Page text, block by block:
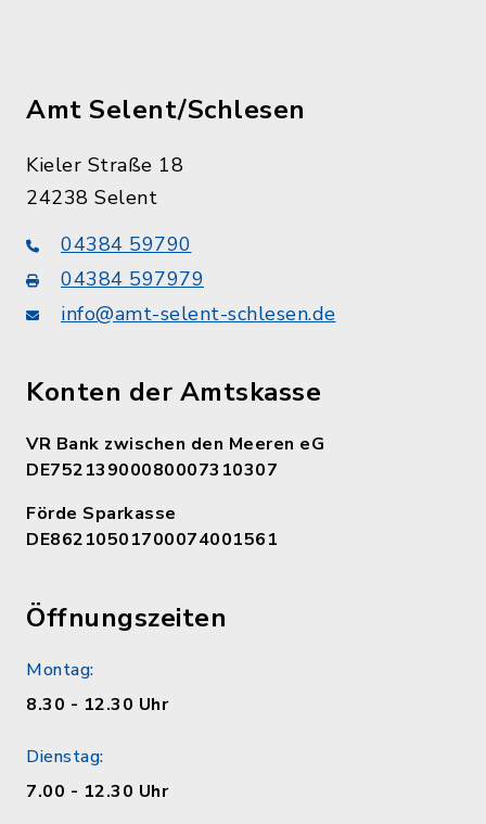
Amt Selent/Schlesen
Kieler Straße 18
24238 Selent
04384 59790
04384 597979
info@amt-selent-schlesen.de
Konten der Amtskasse
VR Bank zwischen den Meeren eG
DE75213900080007310307
Förde Sparkasse
DE86210501700074001561
Öffnungszeiten
Montag:
8.30 - 12.30 Uhr
Dienstag:
7.00 - 12.30 Uhr